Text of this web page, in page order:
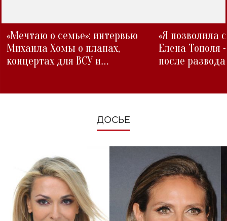
«Мечтаю о семье»: интервью
Михаила Хомы о планах,
концертах для ВСУ и
«Я позволила
Елена Тополя
после развода
ДОСЬЕ